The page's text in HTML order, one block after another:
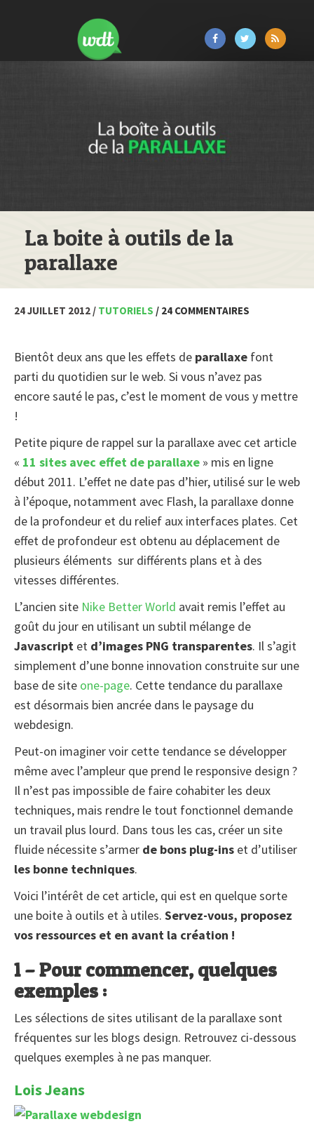
La boite à outils de la
parallaxe
24 JUILLET 2012 / TUTORIELS / 24 COMMENTAIRES
Bientôt deux ans que les effets de parallaxe font
parti du quotidien sur le web. Si vous n’avez pas
encore sauté le pas, c’est le moment de vous y mettre
!
Petite piqure de rappel sur la parallaxe avec cet article
« 11 sites avec effet de parallaxe » mis en ligne
début 2011. L’effet ne date pas d’hier, utilisé sur le web
à l’époque, notamment avec Flash, la parallaxe donne
de la profondeur et du relief aux interfaces plates. Cet
effet de profondeur est obtenu au déplacement de
plusieurs éléments sur différents plans et à des
vitesses différentes.
L’ancien site Nike Better World avait remis l’effet au
goût du jour en utilisant un subtil mélange de
Javascript et d’images PNG transparentes. Il s’agit
simplement d’une bonne innovation construite sur une
base de site one-page. Cette tendance du parallaxe
est désormais bien ancrée dans le paysage du
webdesign.
Peut-on imaginer voir cette tendance se développer
même avec l’ampleur que prend le responsive design ?
Il n’est pas impossible de faire cohabiter les deux
techniques, mais rendre le tout fonctionnel demande
un travail plus lourd. Dans tous les cas, créer un site
fluide nécessite s’armer de bons plug-ins et d’utiliser
les bonne techniques.
Voici l’intérêt de cet article, qui est en quelque sorte
une boite à outils et à utiles. Servez-vous, proposez
vos ressources et en avant la création !
1 – Pour commencer, quelques
exemples :
Les sélections de sites utilisant de la parallaxe sont
fréquentes sur les blogs design. Retrouvez ci-dessous
quelques exemples à ne pas manquer.
Lois Jeans